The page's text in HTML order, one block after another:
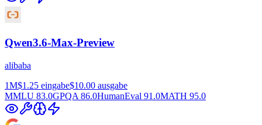
Qwen3.6-Max-Preview
alibaba
1M$1.25 eingabe$10.00 ausgabe
MMLU 83.0GPQA 86.0HumanEval 91.0MATH 95.0